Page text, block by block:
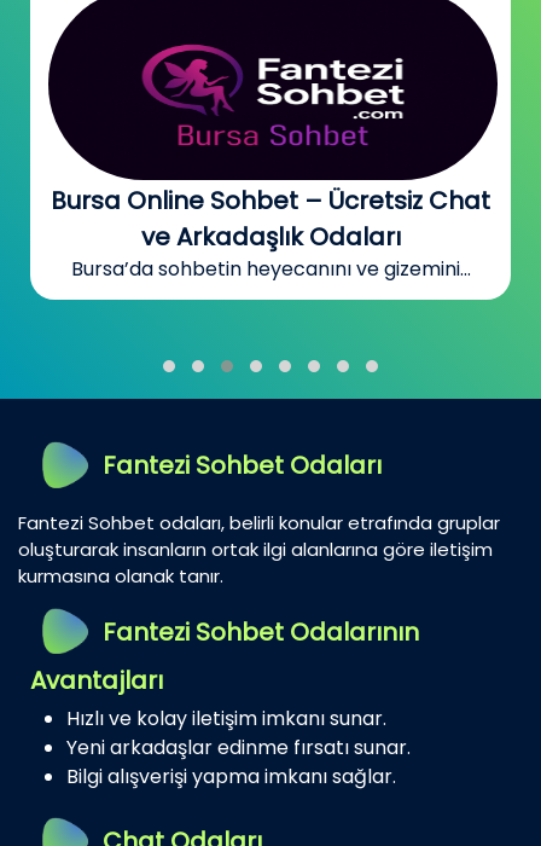
Bursa Online Sohbet – Ücretsiz Chat
ve Arkadaşlık Odaları
Bursa’da sohbetin heyecanını ve gizemini...
Fantezi Sohbet Odaları
Fantezi Sohbet odaları, belirli konular etrafında gruplar
oluşturarak insanların ortak ilgi alanlarına göre iletişim
kurmasına olanak tanır.
Fantezi Sohbet Odalarının
Avantajları
Hızlı ve kolay iletişim imkanı sunar.
Yeni arkadaşlar edinme fırsatı sunar.
Bilgi alışverişi yapma imkanı sağlar.